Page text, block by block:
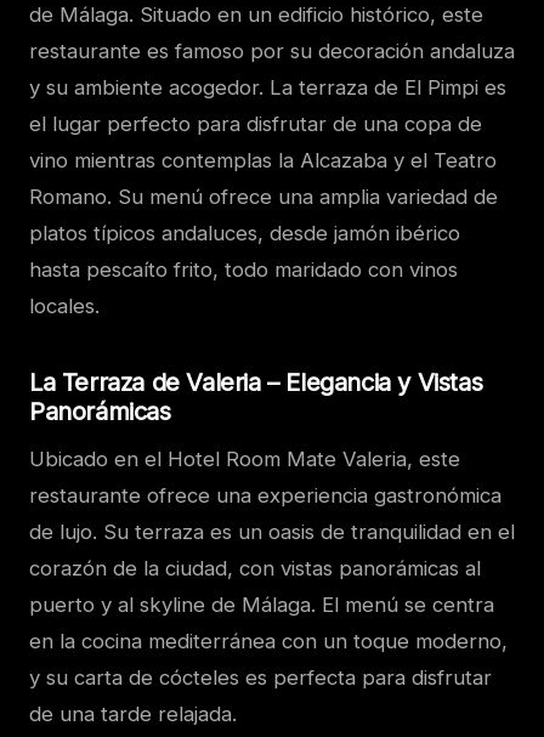
de Málaga. Situado en un edificio histórico, este
restaurante es famoso por su decoración andaluza
y su ambiente acogedor. La terraza de El Pimpi es
el lugar perfecto para disfrutar de una copa de
vino mientras contemplas la Alcazaba y el Teatro
Romano. Su menú ofrece una amplia variedad de
platos típicos andaluces, desde jamón ibérico
hasta pescaíto frito, todo maridado con vinos
locales.
La Terraza de Valeria – Elegancia y Vistas
Panorámicas
Ubicado en el Hotel Room Mate Valeria, este
restaurante ofrece una experiencia gastronómica
de lujo. Su terraza es un oasis de tranquilidad en el
corazón de la ciudad, con vistas panorámicas al
puerto y al skyline de Málaga. El menú se centra
en la cocina mediterránea con un toque moderno,
y su carta de cócteles es perfecta para disfrutar
de una tarde relajada.